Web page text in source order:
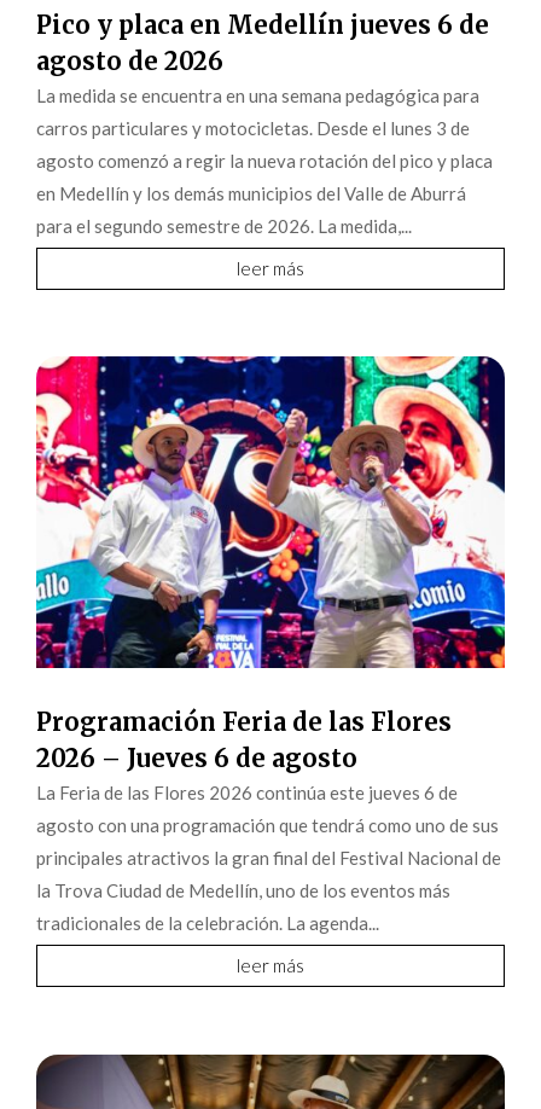
Pico y placa en Medellín jueves 6 de
agosto de 2026
La medida se encuentra en una semana pedagógica para
carros particulares y motocicletas. Desde el lunes 3 de
agosto comenzó a regir la nueva rotación del pico y placa
en Medellín y los demás municipios del Valle de Aburrá
para el segundo semestre de 2026. La medida,...
leer más
Programación Feria de las Flores
2026 – Jueves 6 de agosto
La Feria de las Flores 2026 continúa este jueves 6 de
agosto con una programación que tendrá como uno de sus
principales atractivos la gran final del Festival Nacional de
la Trova Ciudad de Medellín, uno de los eventos más
tradicionales de la celebración. La agenda...
leer más